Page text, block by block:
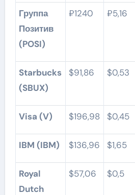
Группа
Позитив
(POSI)
₽1240 ₽5,16
Starbucks
(SBUX)
$91,86 $0,53
Visa (V) $196,98 $0,45
IBM (IBM) $136,96 $1,65
Royal
Dutch
$57,06 $0,5